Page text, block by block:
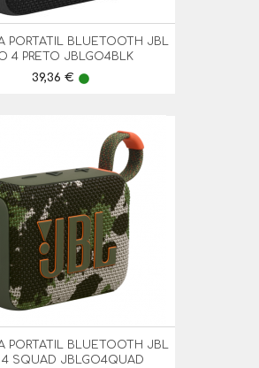
PORTATIL BLUETOOTH JBL
4 PRETO JBLGO4BLK
Preço
39,36 € lens
PORTATIL BLUETOOTH JBL
4 SQUAD JBLGO4QUAD